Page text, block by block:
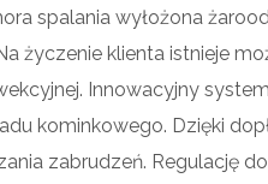
spalania wyłożona
życzenie klienta istnieje
Innowacyjny
kominkowego. Dzięki
zabrudzeń. Regulację